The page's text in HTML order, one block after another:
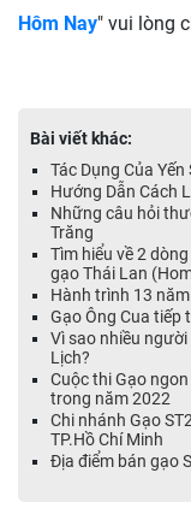
Hôm Nay" vui lòng
Bài viết khác:
Tác Dụng Của
Hướng Dẫn Cách
Những câu hỏi
Trăng
Tìm hiểu về 2
gạo Thái Lan
Hành trình 13
Gạo Ông Cua tiếp
Vì sao nhiều
Lịch?
Cuộc thi Gạo
trong năm 2022
Chi nhánh Gạo
TP.Hồ Chí Minh
Địa điểm bán gạo